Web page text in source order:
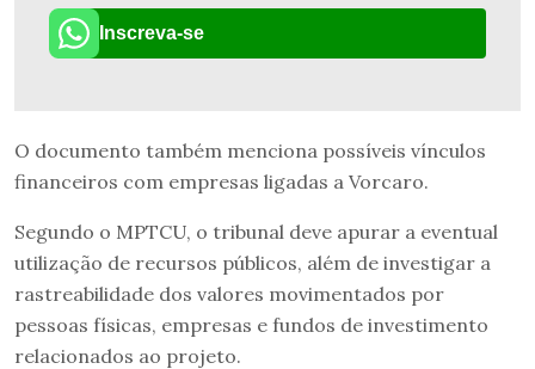
Inscreva-se
O documento também menciona possíveis vínculos
financeiros com empresas ligadas a Vorcaro.
Segundo o MPTCU, o tribunal deve apurar a eventual
utilização de recursos públicos, além de investigar a
rastreabilidade dos valores movimentados por
pessoas físicas, empresas e fundos de investimento
relacionados ao projeto.